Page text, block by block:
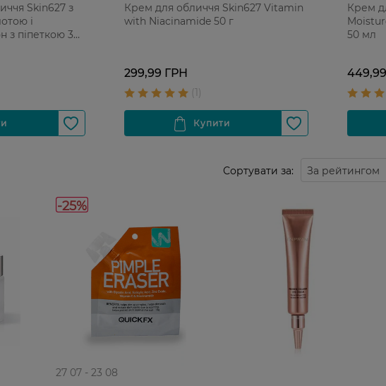
Skin627 з
і
з піпеткою 34
Крем для обличчя Skin627 Vitamin
with Niacinamide 50 г
299,99 ГРН
Крем
50 мл
Сортувати за: За рейтингом
-25%
27 07 - 23 08